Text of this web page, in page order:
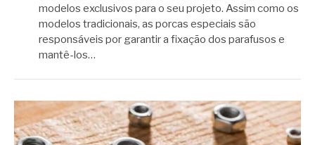
modelos exclusivos para o seu projeto. Assim como os
modelos tradicionais, as porcas especiais são
responsáveis por garantir a fixação dos parafusos e
mantê-los…